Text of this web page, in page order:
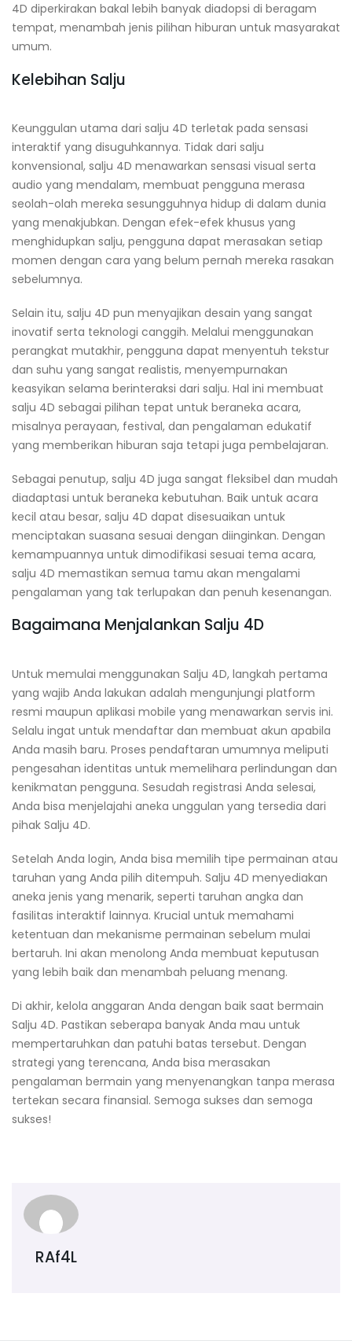
4D diperkirakan bakal lebih banyak diadopsi di beragam
tempat, menambah jenis pilihan hiburan untuk masyarakat
umum.
Kelebihan Salju
Keunggulan utama dari salju 4D terletak pada sensasi
interaktif yang disuguhkannya. Tidak dari salju
konvensional, salju 4D menawarkan sensasi visual serta
audio yang mendalam, membuat pengguna merasa
seolah-olah mereka sesungguhnya hidup di dalam dunia
yang menakjubkan. Dengan efek-efek khusus yang
menghidupkan salju, pengguna dapat merasakan setiap
momen dengan cara yang belum pernah mereka rasakan
sebelumnya.
Selain itu, salju 4D pun menyajikan desain yang sangat
inovatif serta teknologi canggih. Melalui menggunakan
perangkat mutakhir, pengguna dapat menyentuh tekstur
dan suhu yang sangat realistis, menyempurnakan
keasyikan selama berinteraksi dari salju. Hal ini membuat
salju 4D sebagai pilihan tepat untuk beraneka acara,
misalnya perayaan, festival, dan pengalaman edukatif
yang memberikan hiburan saja tetapi juga pembelajaran.
Sebagai penutup, salju 4D juga sangat fleksibel dan mudah
diadaptasi untuk beraneka kebutuhan. Baik untuk acara
kecil atau besar, salju 4D dapat disesuaikan untuk
menciptakan suasana sesuai dengan diinginkan. Dengan
kemampuannya untuk dimodifikasi sesuai tema acara,
salju 4D memastikan semua tamu akan mengalami
pengalaman yang tak terlupakan dan penuh kesenangan.
Bagaimana Menjalankan Salju 4D
Untuk memulai menggunakan Salju 4D, langkah pertama
yang wajib Anda lakukan adalah mengunjungi platform
resmi maupun aplikasi mobile yang menawarkan servis ini.
Selalu ingat untuk mendaftar dan membuat akun apabila
Anda masih baru. Proses pendaftaran umumnya meliputi
pengesahan identitas untuk memelihara perlindungan dan
kenikmatan pengguna. Sesudah registrasi Anda selesai,
Anda bisa menjelajahi aneka unggulan yang tersedia dari
pihak Salju 4D.
Setelah Anda login, Anda bisa memilih tipe permainan atau
taruhan yang Anda pilih ditempuh. Salju 4D menyediakan
aneka jenis yang menarik, seperti taruhan angka dan
fasilitas interaktif lainnya. Krucial untuk memahami
ketentuan dan mekanisme permainan sebelum mulai
bertaruh. Ini akan menolong Anda membuat keputusan
yang lebih baik dan menambah peluang menang.
Di akhir, kelola anggaran Anda dengan baik saat bermain
Salju 4D. Pastikan seberapa banyak Anda mau untuk
mempertaruhkan dan patuhi batas tersebut. Dengan
strategi yang terencana, Anda bisa merasakan
pengalaman bermain yang menyenangkan tanpa merasa
tertekan secara finansial. Semoga sukses dan semoga
sukses!
RAf4L